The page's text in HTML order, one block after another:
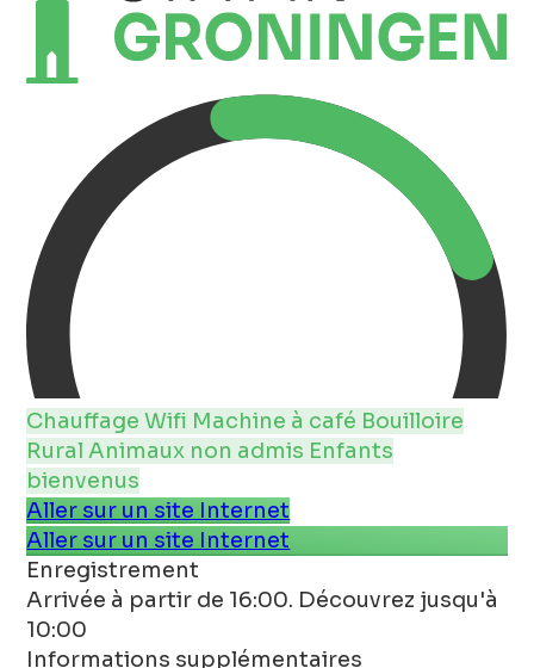
ChauffageWifi Machine à café Bouilloire
RuralAnimaux non admis Enfants
bienvenus
Aller sur un site Internet
Aller sur un site Internet
Enregistrement
Arrivée à partir de 16:00. Découvrez jusqu'à
10:00
Informations supplémentaires